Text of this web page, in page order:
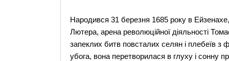
Народився 31 березня 1685 року в
Лютера, арена революційної діяльності
запеклих битв повсталих селян і плебеїв з
убога, вона перетворилася в глуху і сонну